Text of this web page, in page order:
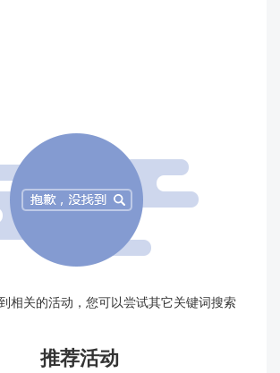
相关的活动，您可以尝试其它关键词搜索
推荐活动